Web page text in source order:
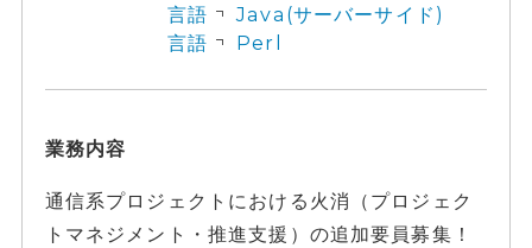
言語
Java(サーバーサイド)
言語
Perl
業務内容
通信系プロジェクトにおける火消（プロジェク
トマネジメント・推進支援）の追加要員募集！